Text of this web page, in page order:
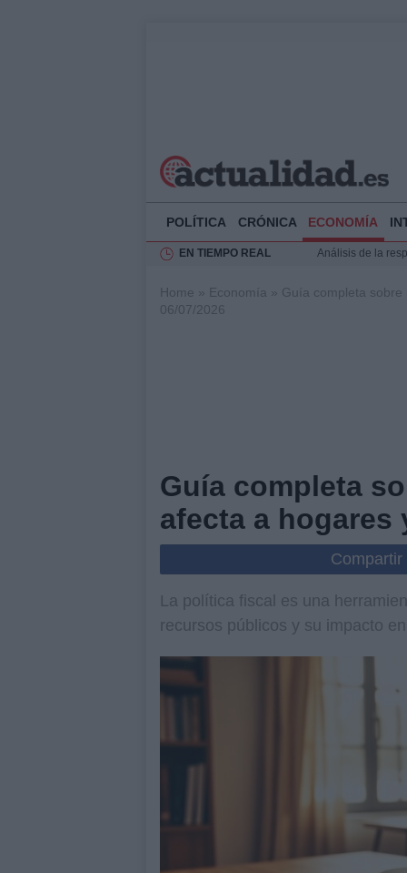
POLÍTICA CRÓNICA ECONOMÍA
EN TIEMPO REAL
Análisis de la
Felipe VI recibe a
Home » Economía » Guía completa
06/07/2026
Guía completa
afecta a hogares
La política fiscal es una
recursos públicos y su impacto